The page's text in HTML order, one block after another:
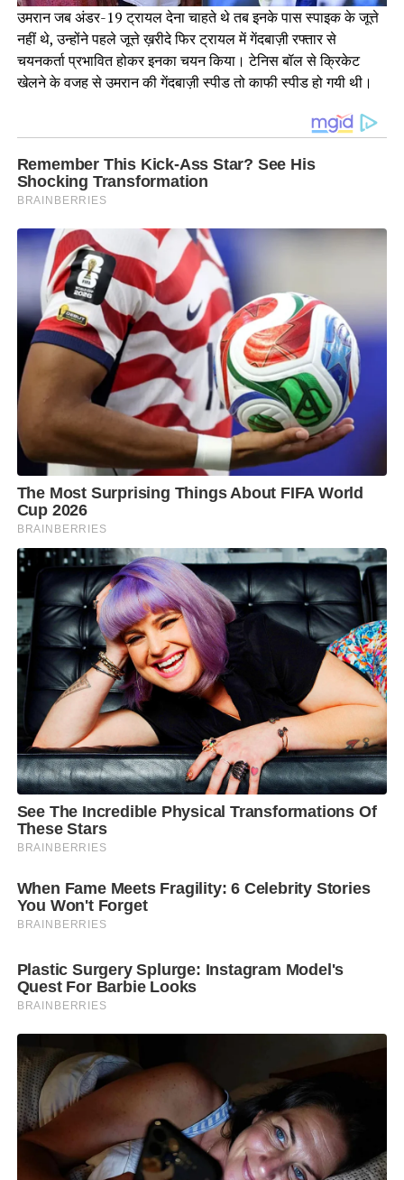
उमरान जब अंडर-19 ट्रायल देना चाहते थे तब इनके पास स्पाइक के जूत्ते
नहीं थे, उन्होंने पहले जूत्ते ख़रीदे फिर ट्रायल में गेंदबाज़ी रफ्तार से
चयनकर्ता प्रभावित होकर इनका चयन किया। टेनिस बॉल से क्रिकेट
खेलने के वजह से उमरान की गेंदबाज़ी स्पीड तो काफी स्पीड हो गयी थी।